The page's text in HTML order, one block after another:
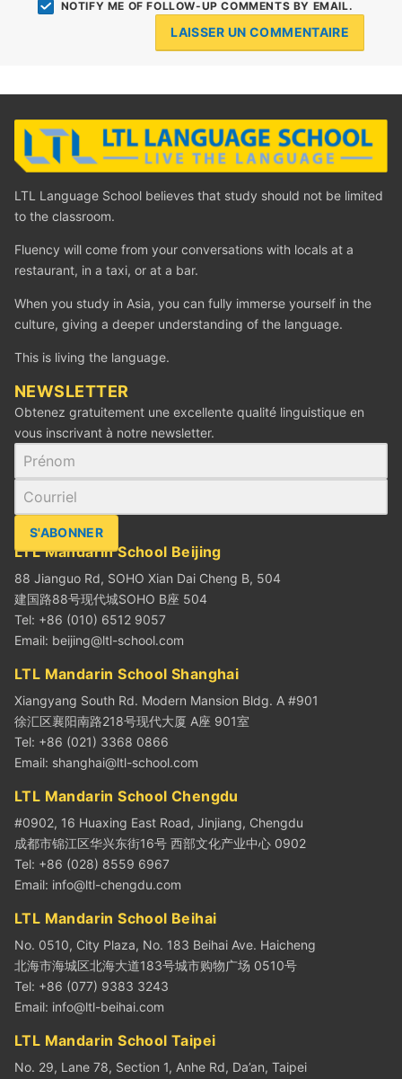
NOTIFY ME OF FOLLOW-UP COMMENTS BY EMAIL.
LTL Language School believes that study should not be limited
to the classroom.
Fluency will come from your conversations with locals at a
restaurant, in a taxi, or at a bar.
When you study in Asia, you can fully immerse yourself in the
culture, giving a deeper understanding of the language.
This is living the language.
‪NEWSLETTER
Obtenez gratuitement une excellente qualité linguistique en
vous inscrivant à notre newsletter.
S'ABONNER
LTL Mandarin School Beijing
88 Jianguo Rd, SOHO Xian Dai Cheng B, 504
建国路88号现代城SOHO B座 504
Tel: +86 (010) 6512 9057
Email: beijing@ltl-school.com
LTL Mandarin School Shanghai
Xiangyang South Rd. Modern Mansion Bldg. A #901
徐汇区襄阳南路218号现代大厦 A座 901室
Tel: +86 (021) 3368 0866
Email: shanghai@ltl-school.com
LTL Mandarin School Chengdu
#0902, 16 Huaxing East Road, Jinjiang, Chengdu
成都市锦江区华兴东街16号 西部文化产业中心 0902
Tel: +86 (028) 8559 6967
Email: info@ltl-chengdu.com
LTL Mandarin School Beihai
No. 0510, City Plaza, No. 183 Beihai Ave. Haicheng
北海市海城区北海大道183号城市购物广场 0510号
Tel: +86 (077) 9383 3243
Email: info@ltl-beihai.com
LTL Mandarin School Taipei
No. 29, Lane 78, Section 1, Anhe Rd, Da’an, Taipei